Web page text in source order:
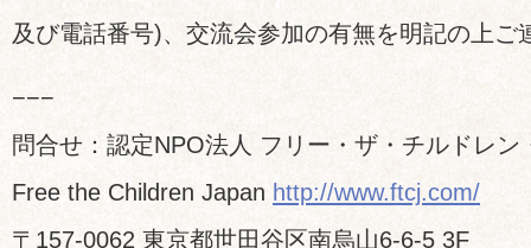
及び電話番号)、交流会参加の有無を明記の上ご
−−−
問合せ：認定NPO法人 フリー・ザ・チルドレン
Free the Children Japan http://www.ftcj.com/
〒157-0062 東京都世田谷区南烏山6-6-5 3F